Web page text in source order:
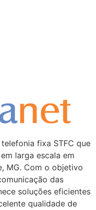
fixa STFC que
larga escala em
MG. Com o objetivo
das
soluções eficientes
qualidade de